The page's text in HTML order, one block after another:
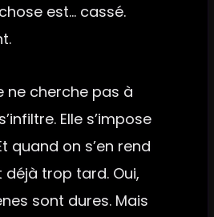
est… cassé.
ne cherche pas à
Elle s’impose
quand on s’en rend
trop tard. Oui,
sont dures. Mais